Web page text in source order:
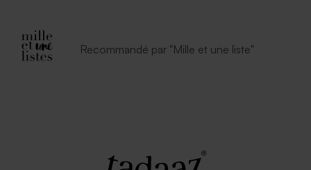
Recommandé par "Mille et une liste"